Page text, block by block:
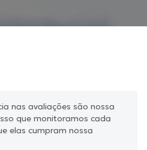
nas avaliações são nossa
que monitoramos cada
elas cumpram nossa